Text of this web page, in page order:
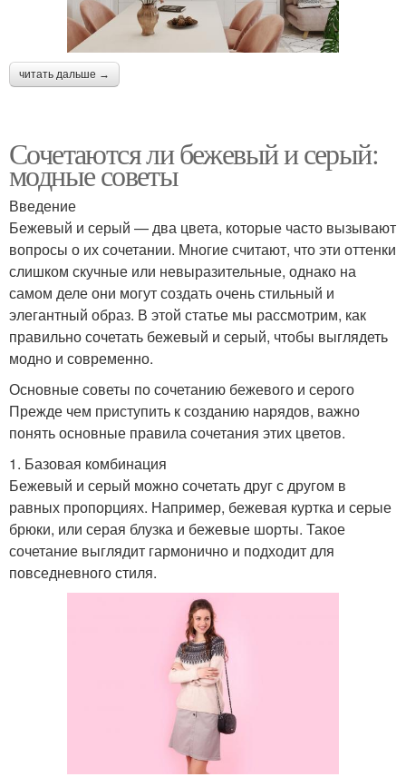
читать дальше →
Сочетаются ли бежевый и серый:
модные советы
Введение
Бежевый и серый — два цвета, которые часто вызывают
вопросы о их сочетании. Многие считают, что эти оттенки
слишком скучные или невыразительные, однако на
самом деле они могут создать очень стильный и
элегантный образ. В этой статье мы рассмотрим, как
правильно сочетать бежевый и серый, чтобы выглядеть
модно и современно.
Основные советы по сочетанию бежевого и серого
Прежде чем приступить к созданию нарядов, важно
понять основные правила сочетания этих цветов.
1. Базовая комбинация
Бежевый и серый можно сочетать друг с другом в
равных пропорциях. Например, бежевая куртка и серые
брюки, или серая блузка и бежевые шорты. Такое
сочетание выглядит гармонично и подходит для
повседневного стиля.